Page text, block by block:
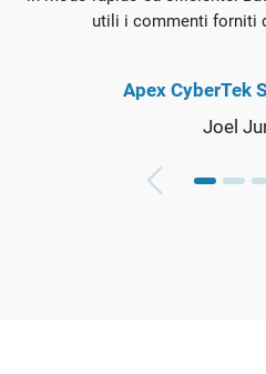
utili i commenti forniti
Apex CyberTek
Joel